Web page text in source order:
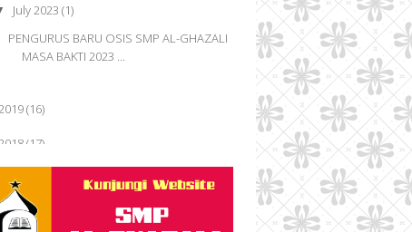
July 2023 (1)
PENGURUS BARU OSIS SMP AL-GHAZALI
MASA BAKTI 2023 ...
2019(16)
2018(17)
2017
(27)